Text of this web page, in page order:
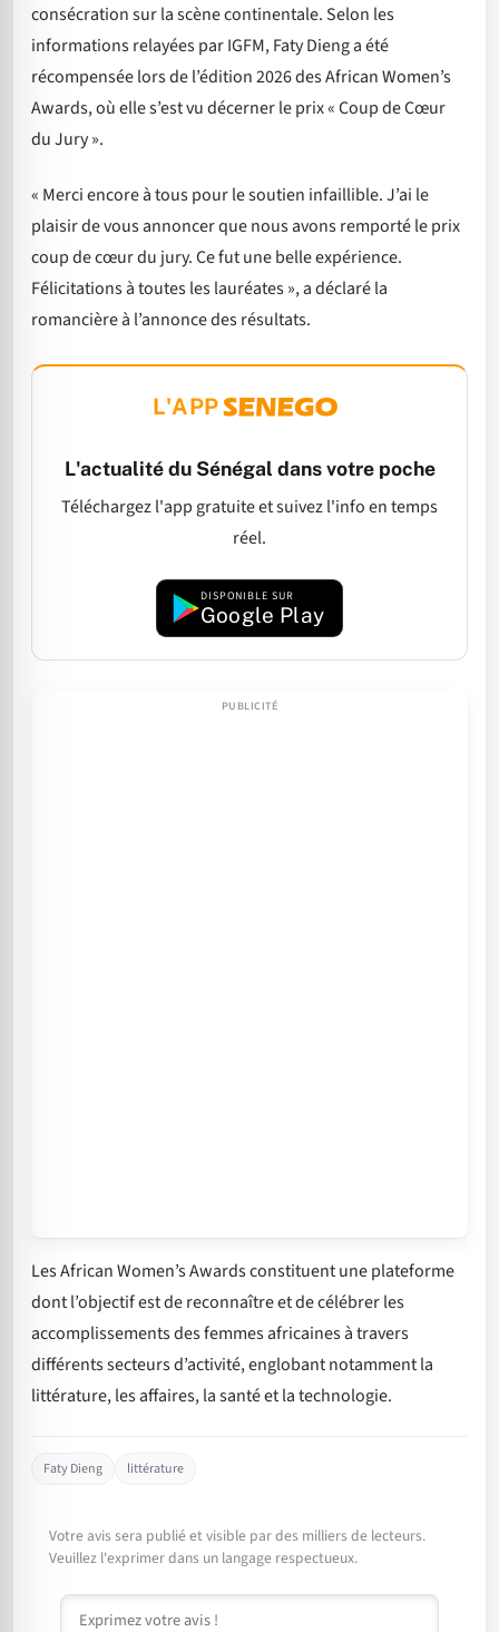
consécration sur la scène continentale. Selon les
informations relayées par IGFM, Faty Dieng a été
récompensée lors de l’édition 2026 des African Women’s
Awards, où elle s’est vu décerner le prix « Coup de Cœur
du Jury ».
« Merci encore à tous pour le soutien infaillible. J’ai le
plaisir de vous annoncer que nous avons remporté le prix
coup de cœur du jury. Ce fut une belle expérience.
Félicitations à toutes les lauréates », a déclaré la
romancière à l’annonce des résultats.
L'APP
L'actualité du Sénégal dans votre poche
Téléchargez l'app gratuite et suivez l'info en temps
réel.
DISPONIBLE SUR
Google Play
Les African Women’s Awards constituent une plateforme
dont l’objectif est de reconnaître et de célébrer les
accomplissements des femmes africaines à travers
différents secteurs d’activité, englobant notamment la
littérature, les affaires, la santé et la technologie.
Faty Dieng littérature
Votre avis sera publié et visible par des milliers de lecteurs.
Veuillez l'exprimer dans un langage respectueux.
Commentaire